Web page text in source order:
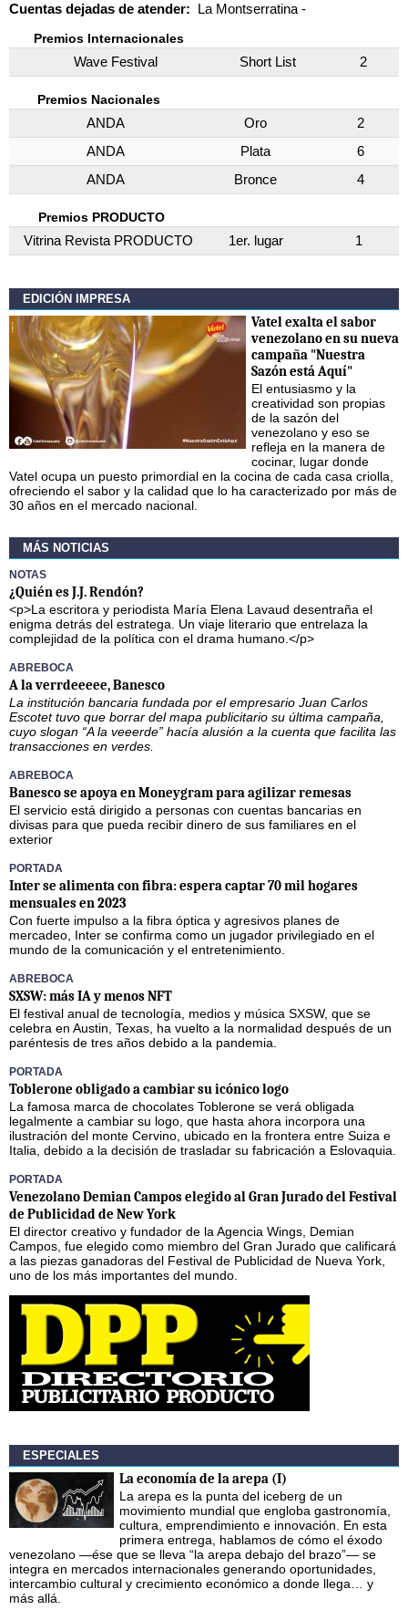
Cuentas dejadas de atender: La Montserratina
Premios Internacionales
Wave Festival Short List 2
Premios Nacionales
ANDA Oro
2
ANDA
Plata
6
ANDA
Bronce 4
Premios PRODUCTO
Vitrina Revista PRODUCTO 1er. lugar 1
EDICIÓN IMPRESA
Vatel exalta el sabor
venezolano en su nueva
campaña "Nuestra
Sazón está Aquí"
El entusiasmo y la
creatividad son propias
de la sazón del
venezolano y eso se
refleja en la manera de
cocinar, lugar donde
Vatel ocupa un puesto primordial en la cocina de cada casa criolla,
ofreciendo el sabor y la calidad que lo ha caracterizado por más de
30 años en el mercado nacional.
MÁS NOTICIAS
NOTAS
¿Quién es J.J. Rendón?
<p>La escritora y periodista María Elena Lavaud desentraña el
enigma detrás del estratega. Un viaje literario que entrelaza la
complejidad de la política con el drama humano.</p>
ABREBOCA
A la verrdeeeee, Banesco
La institución bancaria fundada por el empresario Juan Carlos
Escotet tuvo que borrar del mapa publicitario su última campaña,
cuyo slogan “A la veeerde” hacía alusión a la cuenta que facilita las
transacciones en verdes.
ABREBOCA
Banesco se apoya en Moneygram para agilizar remesas
El servicio está dirigido a personas con cuentas bancarias en
divisas para que pueda recibir dinero de sus familiares en el
exterior
PORTADA
Inter se alimenta con fibra: espera captar 70 mil hogares
mensuales en 2023
Con fuerte impulso a la fibra óptica y agresivos planes de
mercadeo, Inter se confirma como un jugador privilegiado en el
mundo de la comunicación y el entretenimiento.
ABREBOCA
SXSW: más IA y menos NFT
El festival anual de tecnología, medios y música SXSW, que se
celebra en Austin, Texas, ha vuelto a la normalidad después de un
paréntesis de tres años debido a la pandemia.
PORTADA
Toblerone obligado a cambiar su icónico logo
La famosa marca de chocolates Toblerone se verá obligada
legalmente a cambiar su logo, que hasta ahora incorpora una
ilustración del monte Cervino, ubicado en la frontera entre Suiza e
Italia, debido a la decisión de trasladar su fabricación a Eslovaquia.
PORTADA
Venezolano Demian Campos elegido al Gran Jurado del Festival
de Publicidad de New York
El director creativo y fundador de la Agencia Wings, Demian
Campos, fue elegido como miembro del Gran Jurado que calificará
a las piezas ganadoras del Festival de Publicidad de Nueva York,
uno de los más importantes del mundo.
ESPECIALES
La economía de la arepa (I)
La arepa es la punta del iceberg de un
movimiento mundial que engloba gastronomía,
cultura, emprendimiento e innovación. En esta
primera entrega, hablamos de cómo el éxodo
venezolano —ése que se lleva “la arepa debajo del brazo”— se
integra en mercados internacionales generando oportunidades,
intercambio cultural y crecimiento económico a donde llega… y
más allá.